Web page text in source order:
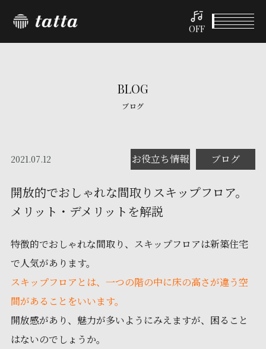
OFF
BLOG
ブログ
2021.07.12 お役立ち情報 ブログ
開放的でおしゃれな間取りスキップフロア。
メリット・デメリットを解説
特徴的でおしゃれな間取り、スキップフロアは新築住宅
で人気があります。
スキップフロアとは、一つの階の中に床の高さが違う空
間があることをいいます。
開放感があり、魅力が多いようにみえますが、困ること
はないのでしょうか。